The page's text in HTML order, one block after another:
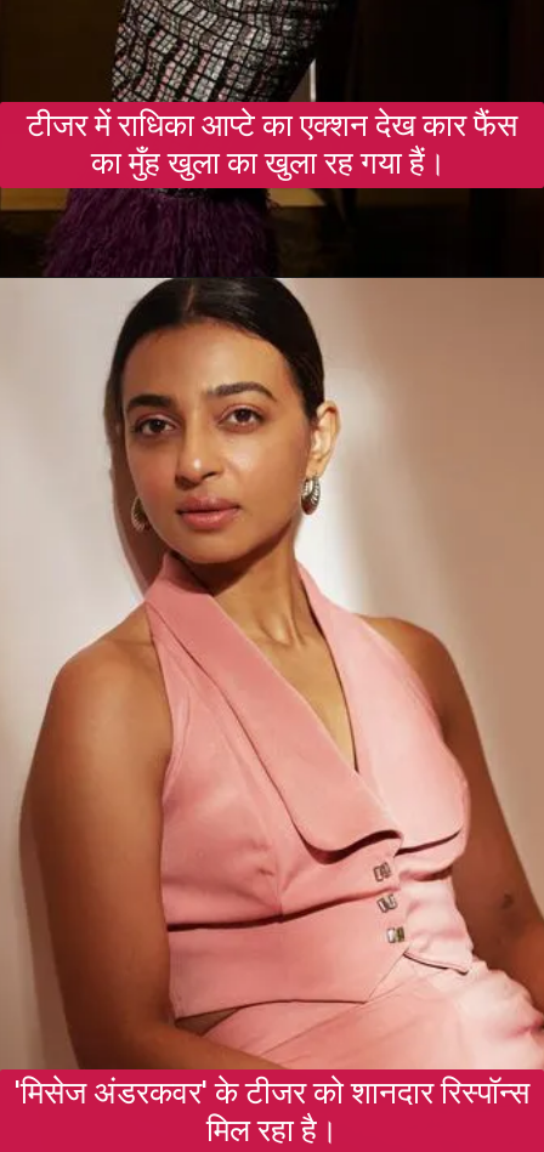
टीजर में राधिका आप्टे का एक्शन देख कार फैंस
का मुँह खुला का खुला रह गया हैं।
'मिसेज अंडरकवर' के टीजर को शानदार रिस्पॉन्स
मिल रहा है।